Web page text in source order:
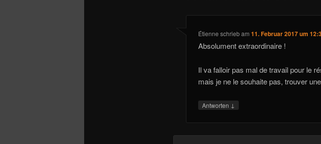
Étienne schriebam11. Februar 2017 um
Absolument extraordinaire !
Il va falloir pas mal de travail pour le
mais je ne le souhaite pas, trouver
Antworten ↓